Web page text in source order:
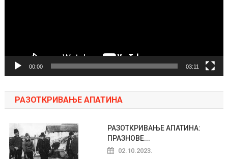
00:00 03:11
РАЗОТКРИВАЊЕ АПАТИНА
РАЗОТКРИВАЊЕ АПАТИНА:
ПРАЗНОВЕ...
02.10.2023.